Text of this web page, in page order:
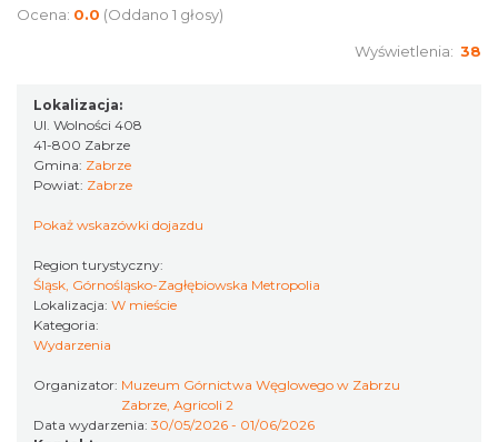
Muzyka zespołu Metallica symfonicznie
2026
16.74 km
Ocena: 0.0 (Oddano 1 głosy)
Wyświetlenia: 38
Lokalizacja:
Ul. Wolności 408
41-800 Zabrze
Gmina: Zabrze
Powiat: Zabrze
Pokaż wskazówki dojazdu
Region turystyczny:
Śląsk, Górnośląsko-Zagłębiowska Metropolia
Lokalizacja: W mieście
Kategoria:
Wydarzenia
Organizator: Muzeum Górnictwa Węglowego w Zabrzu
Zabrze, Agricoli 2
Data wydarzenia: 30/05/2026 - 01/06/2026